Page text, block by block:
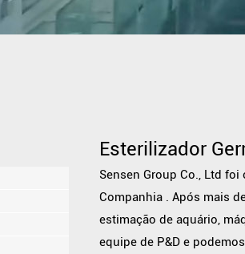
Esterilizador
Sensen Group Co., Ltd
Companhia . Após mais
estimação de aquário,
equipe de P&D e